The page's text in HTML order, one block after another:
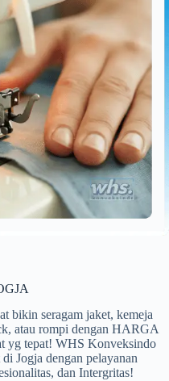
bikin seragam jaket, kemeja
atau rompi dengan HARGA
yg tepat! WHS Konveksindo
Jogja dengan pelayanan
dan Intergritas!